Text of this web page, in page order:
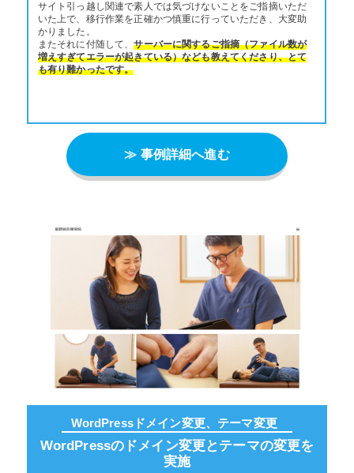
サイト引っ越し関連で素人では気づけないことをご指摘いただ
いた上で、移行作業を正確かつ慎重に行っていただき、大変助
かりました。
またそれに付随して、サーバーに関するご指摘（ファイル数が
増えすぎてエラーが起きている）なども教えてくださり、とて
も有り難かったです。
≫ 事例詳細へ進む
WordPressドメイン変更、テーマ変更
WordPressのドメイン変更とテーマの変更を
実施